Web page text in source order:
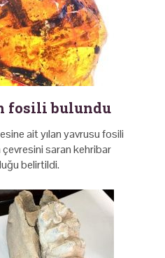
fosili bulundu
ait yılan yavrusu fosili
çevresini saran kehribar
belirtildi.